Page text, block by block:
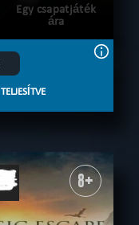
Egy csapatjáték
ára
TELJESÍTVE
8+